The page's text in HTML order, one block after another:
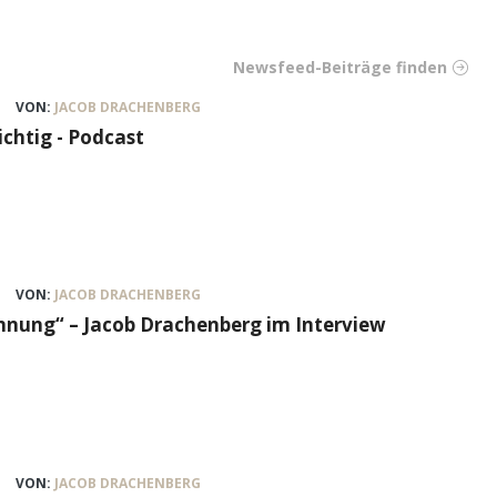
Newsfeed-Beiträge finden
VON: JACOB DRACHENBERG
- Podcast
VON: JACOB DRACHENBERG
– Jacob Drachenberg im Interview
VON: JACOB DRACHENBERG